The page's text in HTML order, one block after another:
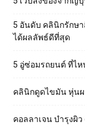
5 อันดับ คลินิกรักษ
ได้ผลลัพธ์ดีที่สุด
5 อู่ซ่อมรถยนต์ ที่ไห
คลินิกดูดไขมัน หุ่น
คอลลาเจน บำรุงผิว